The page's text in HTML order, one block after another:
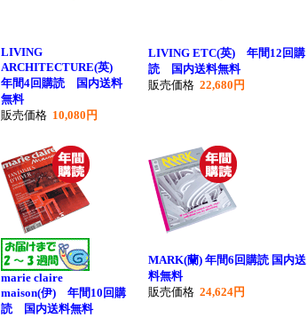
LIVING
ARCHITECTURE(英)
年間4回購読 国内送料
無料
販売価格 10,080円
LIVING ETC(英) 年間12回購
読 国内送料無料
販売価格 22,680円
marie claire
maison(伊) 年間10回購
読 国内送料無料
MARK(蘭) 年間6回購読 国内送
料無料
販売価格 24,624円